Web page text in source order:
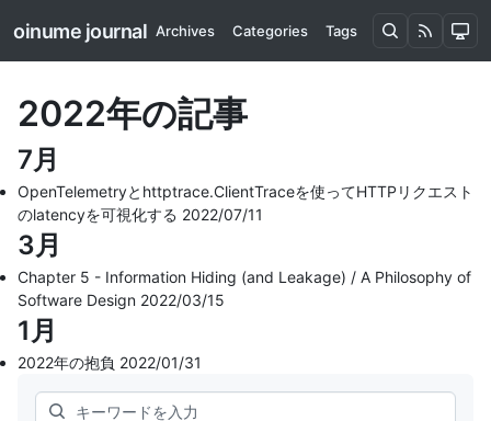
oinume journal Archives Categories Tags
2022年の記事
7月
OpenTelemetryとhttptrace.ClientTraceを使ってHTTPリクエスト
のlatencyを可視化する 2022/07/11
3月
Chapter 5 - Information Hiding (and Leakage) / A Philosophy of
Software Design 2022/03/15
1月
2022年の抱負 2022/01/31
Search